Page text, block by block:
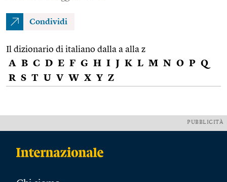
Condividi
Il dizionario di italiano dalla a alla z
A B C D E F G H I J K L M N O P Q
R S T U V W X Y Z
PUBBLICITÀ